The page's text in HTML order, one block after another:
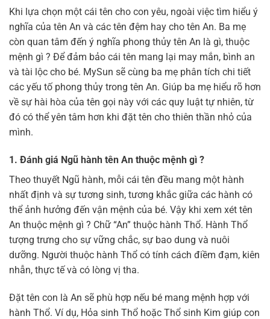
Khi lựa chọn một cái tên cho con yêu, ngoài việc tìm hiểu ý
nghĩa của tên An và các tên đệm hay cho tên An. Ba mẹ
còn quan tâm đến ý nghĩa phong thủy tên An là gì, thuộc
mệnh gì ? Để đảm bảo cái tên mang lại may mắn, bình an
và tài lộc cho bé. MySun sẽ cùng ba mẹ phân tích chi tiết
các yếu tố phong thủy trong tên An. Giúp ba mẹ hiểu rõ hơn
về sự hài hòa của tên gọi này với các quy luật tự nhiên, từ
đó có thể yên tâm hơn khi đặt tên cho thiên thần nhỏ của
mình.
1. Đánh giá Ngũ hành tên An thuộc mệnh gì ?
Theo thuyết Ngũ hành, mỗi cái tên đều mang một hành
nhất định và sự tương sinh, tương khắc giữa các hành có
thể ảnh hưởng đến vận mệnh của bé. Vậy khi xem xét tên
An thuộc mệnh gì ? Chữ “An” thuộc hành Thổ. Hành Thổ
tượng trưng cho sự vững chắc, sự bao dung và nuôi
dưỡng. Người thuộc hành Thổ có tính cách điềm đạm, kiên
nhẫn, thực tế và có lòng vị tha.
Đặt tên con là An sẽ phù hợp nếu bé mang mệnh hợp với
hành Thổ. Ví dụ, Hỏa sinh Thổ hoặc Thổ sinh Kim giúp con